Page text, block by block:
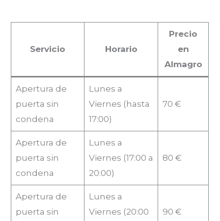
Servicio Horario
Precio
en
Almagro
Apertura de
puerta sin
condena
Lunes a
Viernes (hasta
17:00)
70 €
Apertura de
puerta sin
condena
Lunes a
Viernes (17:00 a
20:00)
80 €
Apertura de
puerta sin
Lunes a
Viernes (20:00
90 €